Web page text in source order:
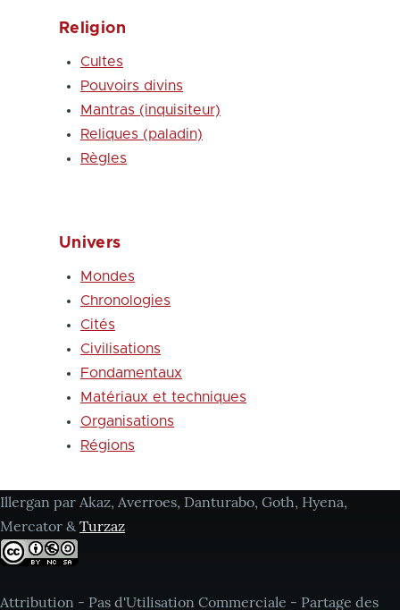
Religion
Cultes
Pouvoirs divins
Mantras (inquisiteur)
Reliques (paladin)
Règles
Univers
Mondes
Chronologies
Cités
Civilisations
Fondamentaux
Matériaux et techniques
Organisations
Régions
Illergan par Akaz, Averroes, Danturabo, Goth, Hyena,
Mercator & Turzaz
Attribution - Pas d'Utilisation Commerciale - Partage des